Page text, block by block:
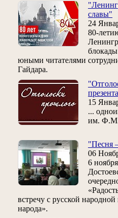
славы"
24
80-
юными читателями
Гайдара.
15
...
им. Ф.М.
"Песня
06
6
встречу с русской
народа».